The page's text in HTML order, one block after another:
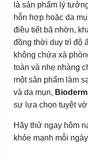
là sản phẩm lý
hỗn hợp hoặc da
điều tiết bã nhờn,
đồng thời duy trì độ
không chứa xà
toàn và nhẹ nhàng
một sản phẩm làm
và da mụn,
sự lựa chọn tuyệt
Hãy thử ngay hôm
khỏe mạnh mỗi